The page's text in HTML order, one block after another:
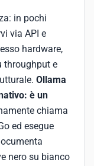
in pochi
via API e
hardware,
throughput e
Ollama
è un
chiama
ed esegue
nero su bianco